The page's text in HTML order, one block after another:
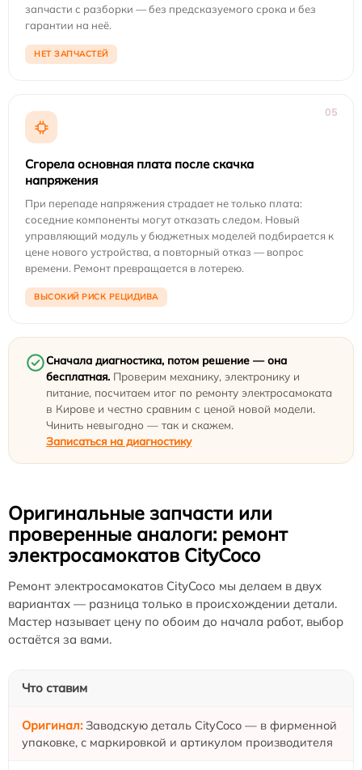
запчасти с разборки — без предсказуемого срока и без
гарантии на неё.
НЕТ ЗАПЧАСТЕЙ
05
Сгорела основная плата после скачка
напряжения
При перепаде напряжения страдает не только плата:
соседние компоненты могут отказать следом. Новый
управляющий модуль у бюджетных моделей подбирается к
цене нового устройства, а повторный отказ — вопрос
времени. Ремонт превращается в лотерею.
ВЫСОКИЙ РИСК РЕЦИДИВА
Сначала диагностика, потом решение — она
бесплатная. Проверим механику, электронику и
питание, посчитаем итог по ремонту электросамоката
в Кирове и честно сравним с ценой новой модели.
Чинить невыгодно — так и скажем.
Записаться на диагностику
Оригинальные запчасти или
проверенные аналоги: ремонт
электросамокатов CityCoco
Ремонт электросамокатов CityCoco мы делаем в двух
вариантах — разница только в происхождении детали.
Мастер называет цену по обоим до начала работ, выбор
остаётся за вами.
Что ставим
Заводскую деталь CityCoco — в фирменной
упаковке, с маркировкой и артикулом производителя